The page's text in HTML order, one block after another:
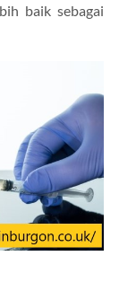
baik sebagai